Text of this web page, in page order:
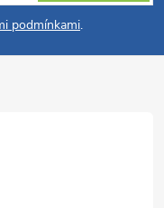
podmínkami.